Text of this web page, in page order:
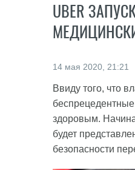
UBER
14 мая 2020, 21:21
Ввиду того, что
здоровым.
будет
безопасности